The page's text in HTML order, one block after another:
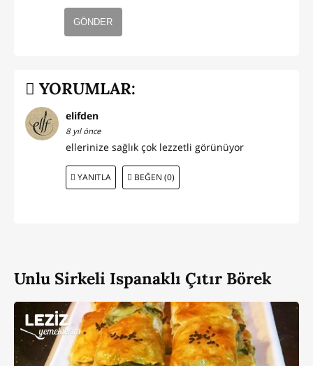
GÖNDER
YORUMLAR:
elifden
8 yıl önce
ellerinize sağlık çok lezzetli görünüyor
YANITLA BEĞEN (0)
Unlu Sirkeli Ispanaklı Çıtır Börek